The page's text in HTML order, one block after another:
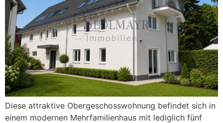
Diese attraktive Obergeschosswohnung befindet sich in
einem modernen Mehrfamilienhaus mit lediglich fünf